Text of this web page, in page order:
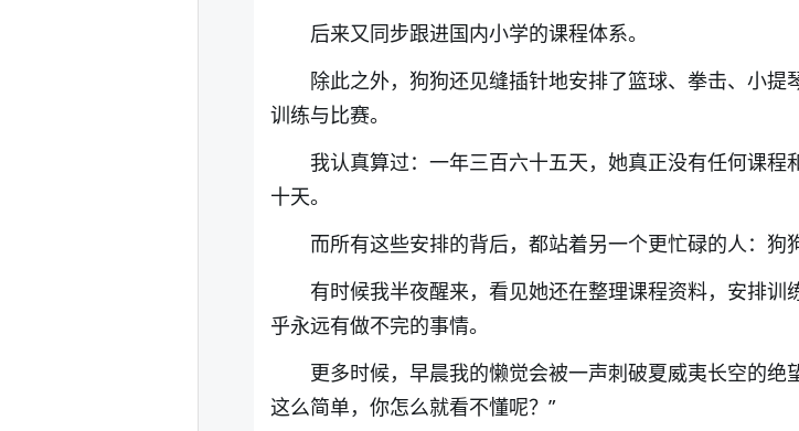
后来又同步跟进国内小学的课程体系。
除此之外，狗狗还见缝插针地安排了篮球、拳击、小提
训练与比赛。
我认真算过：一年三百六十五天，她真正没有任何课程
十天。
而所有这些安排的背后，都站着另一个更忙碌的人：狗
有时候我半夜醒来，看见她还在整理课程资料，安排训
乎永远有做不完的事情。
更多时候，早晨我的懒觉会被一声刺破夏威夷长空的绝
这么简单，你怎么就看不懂呢？”